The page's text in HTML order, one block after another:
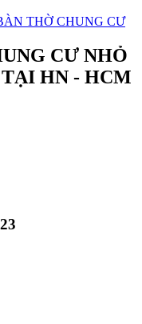
THỜ CHUNG CƯ
CƯ NHỎ
HN - HCM